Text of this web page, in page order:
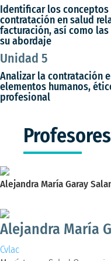
Identificar los
contratación en salud
facturación, así como
su abordaje
Unidad 5
Analizar la contratación
elementos humanos,
profesional
Profesores
Alejandra María Garay
Alejandra María
Cvlac